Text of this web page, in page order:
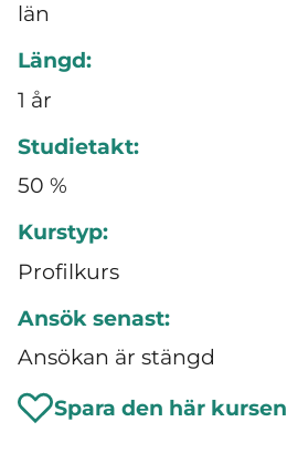
län
Längd:
1 år
Studietakt:
50 %
Kurstyp:
Profilkurs
Ansök senast:
Ansökan är stängd
Spara den här kursen